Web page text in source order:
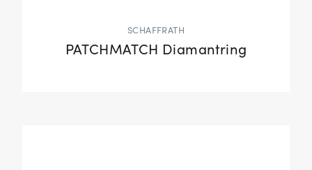
SCHAFFRATH
PATCHMATCH Diamantring